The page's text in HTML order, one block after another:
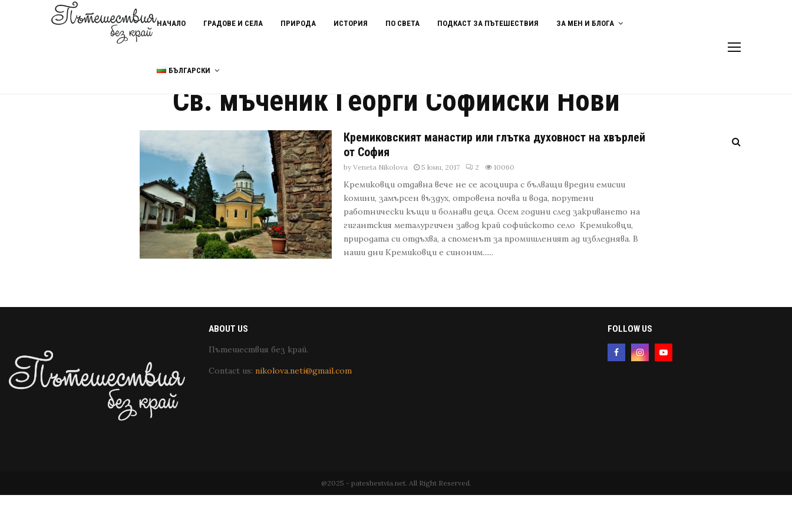
НАЧАЛО ГРАДОВЕ И СЕЛА ПРИРОДА ИСТОРИЯ ПО СВЕТА ПОДКАСТ ЗА ПЪТЕШЕСТВИЯ ЗА МЕН И БЛОГА
БЪЛГАРСКИ
Home Св. мъченик Георги Софийски Нови
Св. мъченик Георги Софийски Нови
Кремиковският манастир или глътка духовност на хвърлей
от София
byVeneta Nikolova 5 юни, 2017 2 10060
Кремиковци отдавна вече не се асоциира с бълващи вредни емисии
комини, замърсен въздух, отровена почва и вода, порутени
работнически къщи и болнави деца. Осем години след закриването на
гигантския металургичен завод край софийското село Кремиковци,
природата си отдъхва, а споменът за промишленият ад избледнява. В
наши дни Кремиковци е синоним......
ABOUT US
Пътешествия без край.
Contact us: nikolova.neti@gmail.com
FOLLOW US
@2025 - pateshestvia.net. All Right Reserved.